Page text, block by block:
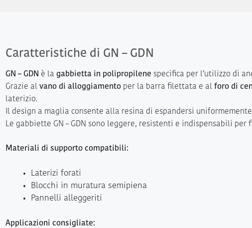
Caratteristiche di GN – GDN
GN – GDN è la gabbietta in polipropilene specifica per l’utilizzo di
Grazie al vano di alloggiamento per la barra filettata e al foro di
laterizio.
Il design a maglia consente alla resina di espandersi
Le gabbiette GN – GDN sono leggere, resistenti e indispensabili
Materiali di supporto compatibili:
Laterizi forati
Blocchi in muratura semipiena
Pannelli alleggeriti
Applicazioni consigliate: